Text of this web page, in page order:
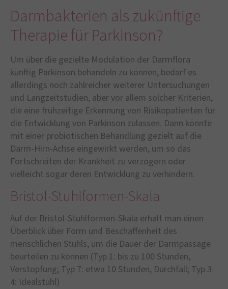
Darmbakterien als zukünftige
Therapie für Parkinson?
Um über die gezielte Modulation der Darmflora
künftig Parkinson behandeln zu können, bedarf es
allerdings noch zahlreicher weiterer Untersuchungen
und Langzeitstudien, aber vor allem solcher Kriterien,
die eine frühzeitige Erkennung von Risikopatienten für
die Entwicklung von Parkinson zulassen. Dann könnte
mit einer probiotischen Behandlung gezielt auf die
Darm-Hirn-Achse eingewirkt werden, um so das
Fortschreiten der Krankheit zu verzögern oder
vielleicht sogar deren Entwicklung zu verhindern.
Bristol-Stuhlformen-Skala
Auf der Bristol-Stuhlformen-Skala erhält man einen
Überblick über Form und Beschaffenheit des
menschlichen Stuhls, um die Dauer der Darmpassage
beurteilen zu können (Typ 1: bis zu 100 Stunden,
Verstopfung; Typ 7: etwa 10 Stunden, Durchfall; Typ 3-
4: Idealstuhl)